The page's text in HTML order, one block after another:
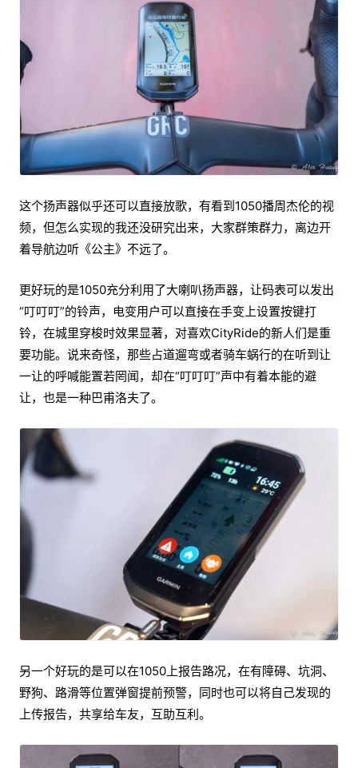
这个扬声器似乎还可以直接放歌，有看到1050播周杰伦的视
频，但怎么实现的我还没研究出来，大家群策群力，离边开
着导航边听《公主》不远了。
更好玩的是1050充分利用了大喇叭扬声器，让码表可以发出
“叮叮叮”的铃声，电变用户可以直接在手变上设置按键打
铃，在城里穿梭时效果显著，对喜欢CityRide的新人们是重
要功能。说来奇怪，那些占道遛弯或者骑车蜗行的在听到让
一让的呼喊能置若罔闻，却在“叮叮叮”声中有着本能的避
让，也是一种巴甫洛夫了。
另一个好玩的是可以在1050上报告路况，在有障碍、坑洞、
野狗、路滑等位置弹窗提前预警，同时也可以将自己发现的
上传报告，共享给车友，互助互利。